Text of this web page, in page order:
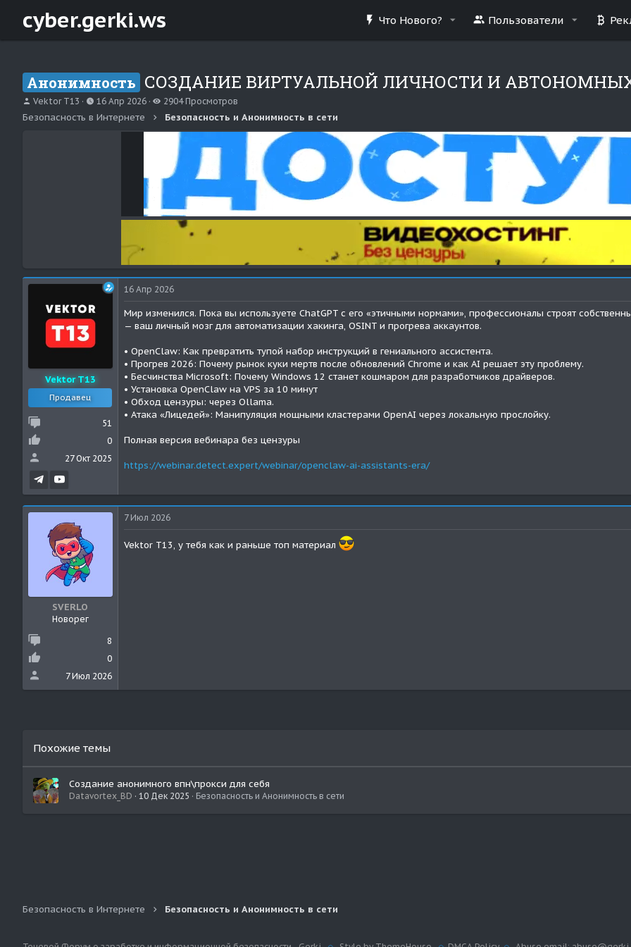
cyber.gerki.ws Что Нового? Пользователи
Анонимность СОЗДАНИЕ ВИРТУАЛЬНОЙ ЛИЧНОСТИ И
А
т
Vektor T13
Д
а
т
16 Апр 2026
П
р
о
с
р
2904 Просмотров
Безопасность в Интернете Безопасность и Анонимность в сети
Vektor T13
Продавец
51
0
27 Окт 2025
16 Апр 2026
Мир изменился. Пока вы используете ChatGPT с его «этичными нормами», профессионалы строят
— ваш личный мозг для автоматизации хакинга, OSINT и прогрева аккаунтов.
• OpenClaw: Как превратить тупой набор инструкций в гениального ассистента.
• Прогрев 2026: Почему рынок куки мертв после обновлений Chrome и как AI решает эту проблему.
• Бесчинства Microsoft: Почему Windows 12 станет кошмаром для разработчиков драйверов.
• Установка OpenClaw на VPS за 10 минут
• Обход цензуры: через Ollama.
• Атака «Лицедей»: Манипуляция мощными кластерами OpenAI через локальную прослойку.
Полная версия вебинара без цензуры
https://webinar.detect.expert/webinar/openclaw-ai-assistants-era/
SVERLO
Новорег
8
0
7 Июл 2026
7 Июл 2026
Vektor T13, у тебя как и раньше топ материал
Похожие темы
Создание анонимного впн\прокси для себя
Datavortex_BD 10 Дек 2025 Безопасность и Анонимность в сети
Безопасность в Интернете Безопасность и Анонимность в сети